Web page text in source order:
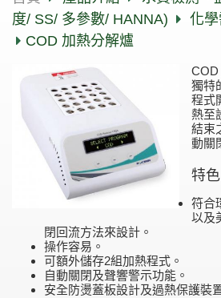
度/ SS/ 多參數/ HANNA)
化
COD 加熱分解爐
COD
獨特
程式
熱至
結束
動關
特色
符合
以及
閉回流方法來設計。
操作容易。
可額外儲存2組加熱程式。
自動關閉及聲響警示功能。
安全防燙蓋板設計及過熱保護裝